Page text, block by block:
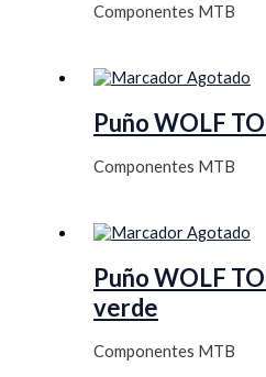
Componentes MTB
Agotado
Puño WOLF
Componentes MTB
Agotado
Puño WOLF
verde
Componentes MTB